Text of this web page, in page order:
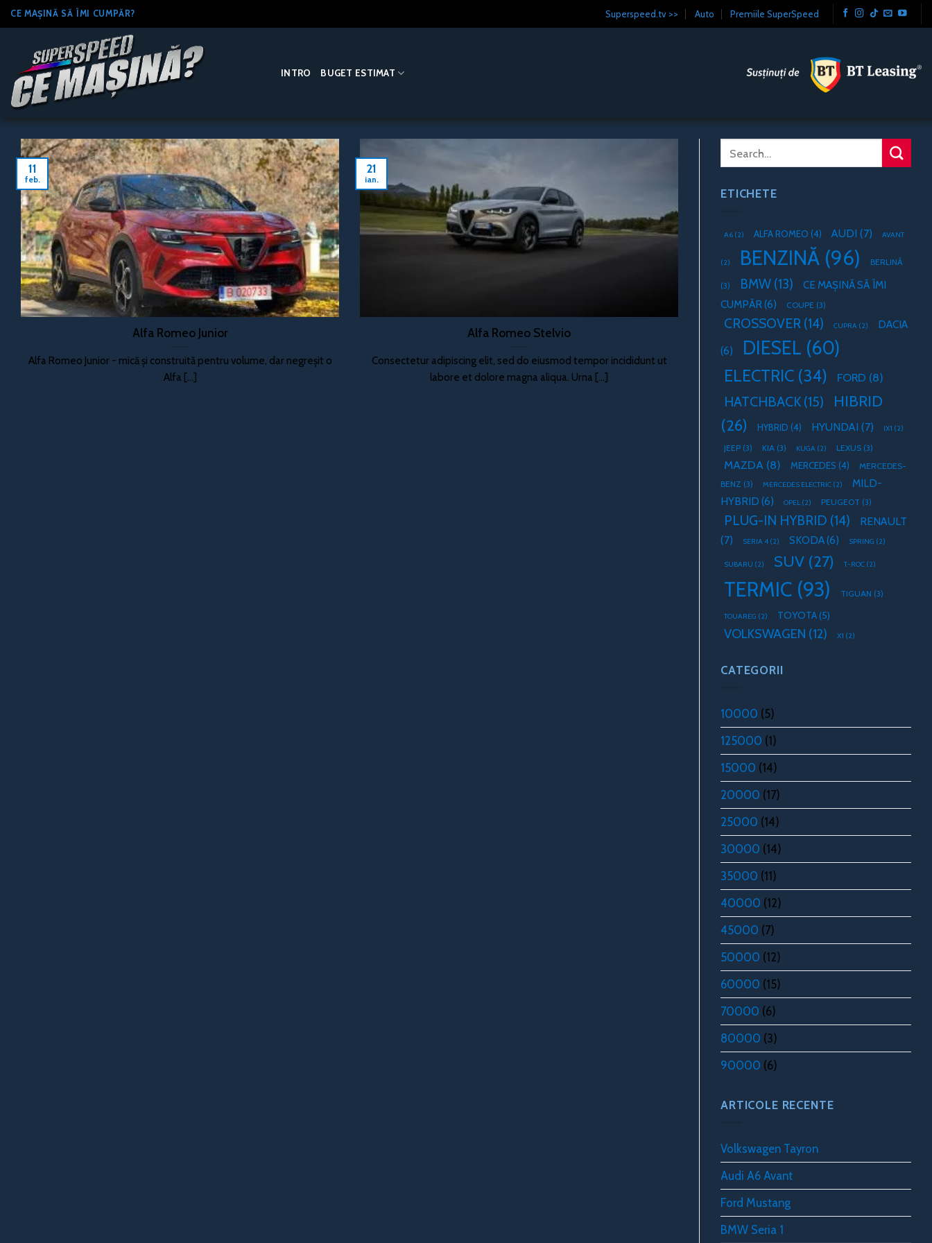
Skip
to
CE MAȘINĂ SĂ ÎMI CUMPĂR? Superspeed.tv >> Auto Premiile SuperSpeed
INTRO BUGET ESTIMAT
Alfa Romeo Junior
Alfa Romeo Junior - mică și construită pentru volume, dar negreșit o
Alfa [...]
11
feb.
Alfa Romeo Stelvio
Consectetur adipiscing elit, sed do eiusmod tempor incididunt ut
labore et dolore magna aliqua. Urna [...]
21
ian.
ETICHETE
A6 (2) ALFA ROMEO (4) AUDI (7) AVANT
(2) BENZINĂ (96) BERLINĂ
(3) BMW (13)
CE MAȘINĂ SĂ ÎMI
CUMPĂR(6) COUPE (3)
CROSSOVER (14) CUPRA (2)
DACIA
(6)
DIESEL (60)
ELECTRIC (34) FORD (8)
HATCHBACK (15)
HIBRID
(26)
HYBRID (4) HYUNDAI (7) IX1 (2)
JEEP (3) KIA (3) KUGA (2) LEXUS (3)
MAZDA (8) MERCEDES (4)
MERCEDES-
BENZ (3) MERCEDES ELECTRIC (2)
MILD-
HYBRID (6) OPEL(2) PEUGEOT (3)
PLUG-IN HYBRID (14)
RENAULT
(7)
SERIA 4 (2) SKODA(6) SPRING (2)
SUBARU (2) SUV (27) T-ROC (2)
TERMIC (93) TIGUAN (3)
TOUAREG (2) TOYOTA(5)
VOLKSWAGEN (12) X1 (2)
CATEGORII
10000 (5)
125000 (1)
15000 (14)
20000 (17)
25000 (14)
30000 (14)
35000 (11)
40000 (12)
45000 (7)
50000 (12)
60000 (15)
70000 (6)
80000 (3)
90000 (6)
ARTICOLE RECENTE
Volkswagen Tayron
Audi A6 Avant
Ford Mustang
BMW Seria 1